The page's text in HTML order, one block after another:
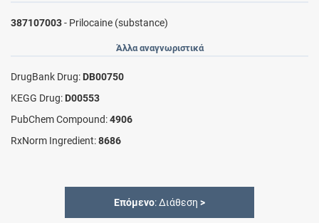
387107003- Prilocaine (substance)
Άλλα αναγνωριστικά
DrugBank Drug: DB00750
KEGG Drug: D00553
PubChem Compound:4906
RxNorm Ingredient:8686
Επόμενο: Διάθεση >